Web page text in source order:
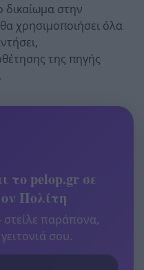
δικαίωμα στην
χρησιμοποιήσει όλα
της πηγής
το pelop.gr σε
Πολίτη
παράπονα,
σου.